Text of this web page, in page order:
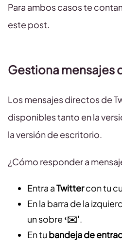
Para ambos casos te
este post.
Gestiona mensajes
Los mensajes directos de
disponibles tanto en la
la versión de escritorio.
¿Cómo responder a
Entra aTwittercon tu
En la barra de la
un sobre ‘✉️’.
En tu bandeja de